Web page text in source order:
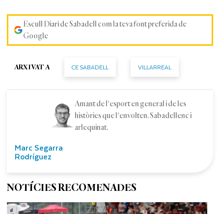
Escull Diari de Sabadell com la teva font preferida de
Google
ARXIVAT A CE SABADELL VILLARREAL
Marc Segarra
Rodríguez
Amant de l'esport en general i de les
històries que l'envolten. Sabadellenc i
arlequinat.
NOTÍCIES RECOMENADES